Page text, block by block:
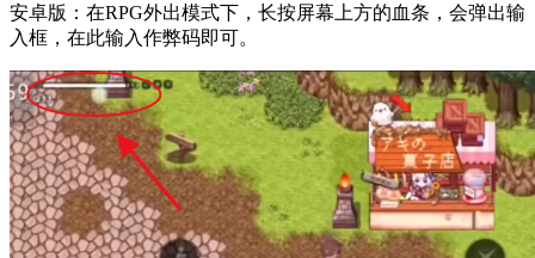
安卓版：在RPG外出模式下，长按屏幕上方的血条，会弹出输
入框，在此输入作弊码即可。